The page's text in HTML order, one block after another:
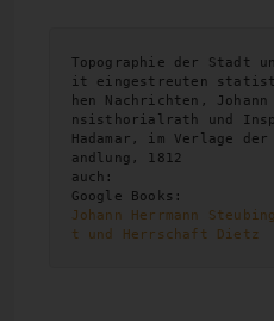
Topographie der Stadt
it eingestreuten
hen Nachrichten,
nsisthorialrath und
Hadamar, im Verlage der
andlung, 1812
auch:
Johann Herrmann
t und Herrschaft Dietz